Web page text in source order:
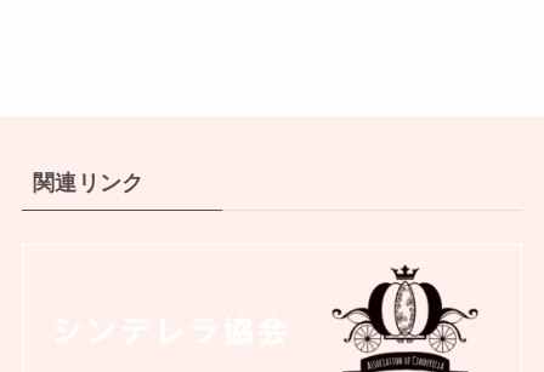
関連リンク